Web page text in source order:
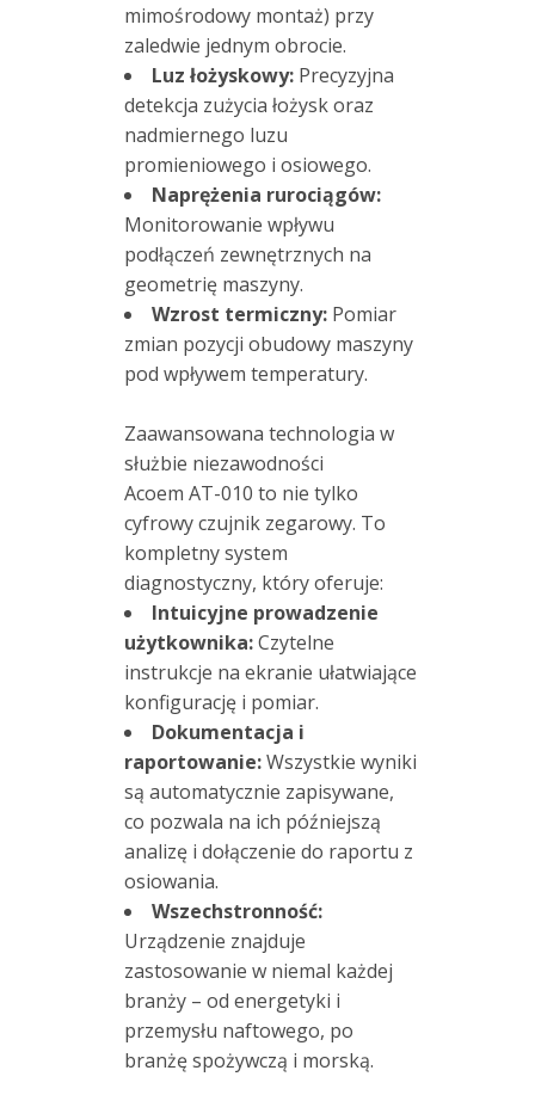
mimośrodowy montaż) przy
zaledwie jednym obrocie.
Luz łożyskowy: Precyzyjna
detekcja zużycia łożysk oraz
nadmiernego luzu
promieniowego i osiowego.
Naprężenia rurociągów:
Monitorowanie wpływu
podłączeń zewnętrznych na
geometrię maszyny.
Wzrost termiczny: Pomiar
zmian pozycji obudowy maszyny
pod wpływem temperatury.
Zaawansowana technologia w
służbie niezawodności
Acoem AT-010 to nie tylko
cyfrowy czujnik zegarowy. To
kompletny system
diagnostyczny, który oferuje:
Intuicyjne prowadzenie
użytkownika:Czytelne
instrukcje na ekranie ułatwiające
konfigurację i pomiar.
Dokumentacja i
raportowanie:Wszystkie wyniki
są automatycznie zapisywane,
co pozwala na ich późniejszą
analizę i dołączenie do raportu z
osiowania.
Wszechstronność:
Urządzenie znajduje
zastosowanie w niemal każdej
branży – od energetyki i
przemysłu naftowego, po
branżę spożywczą i morską.